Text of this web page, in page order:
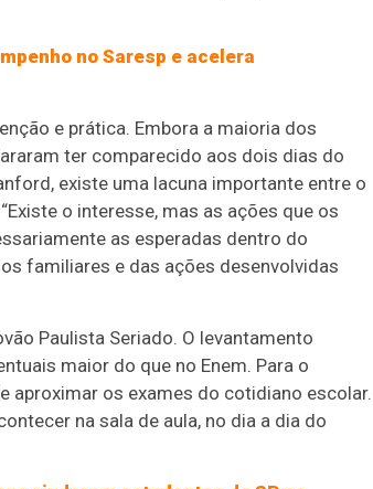
no Saresp e acelera
e prática. Embora a maioria dos
ter comparecido aos dois dias do
existe uma lacuna importante entre o
o interesse, mas as ações que os
as esperadas dentro do
familiares e das ações desenvolvidas
Paulista Seriado. O levantamento
maior do que no Enem. Para o
aproximar os exames do cotidiano escolar.
na sala de aula, no dia a dia do